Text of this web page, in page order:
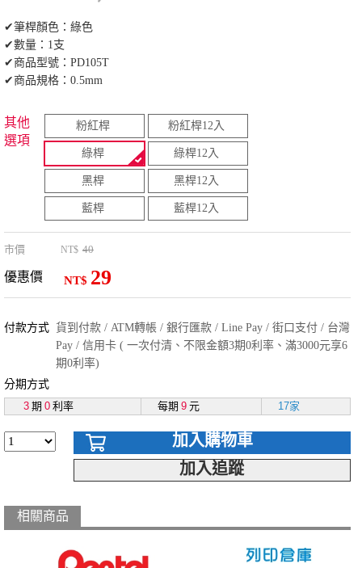
✔筆桿顏色：綠色
✔數量：1支
✔商品型號：PD105T
✔商品規格：0.5mm
其他
選項
粉紅桿 粉紅桿12入
綠桿 綠桿12入
黑桿 黑桿12入
藍桿 藍桿12入
市價 NT$ 40
優惠價 NT$ 29
付款方式 貨到付款 / ATM轉帳 / 銀行匯款 / Line Pay / 街口支付 / 台灣
Pay / 信用卡 ( 一次付清、不限金額3期0利率、滿3000元享6
期0利率)
分期方式
3 期 0 利率 每期 9 元 17家
加入購物車
加入追蹤
相關商品